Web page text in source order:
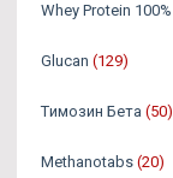
Whey Protein 100%
Glucan (129)
Tимозин Бета (50)
Methanotabs (20)